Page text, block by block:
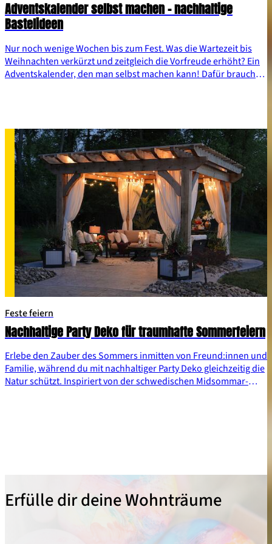
Adventskalender selbst machen – nachhaltige
Bastelideen
Nur noch wenige Wochen bis zum Fest. Was die Wartezeit bis
Weihnachten verkürzt und zeitgleich die Vorfreude erhöht? Ein
Adventskalender, den man selbst machen kann! Dafür braucht
Feste feiern
Nachhaltige Party Deko für traumhafte Sommerfeiern
Erlebe den Zauber des Sommers inmitten von Freund:innen und
Familie, während du mit nachhaltiger Party Deko gleichzeitig die
Natur schützt. Inspiriert von der schwedischen Midsommar-
Erfülle dir deine Wohnträume